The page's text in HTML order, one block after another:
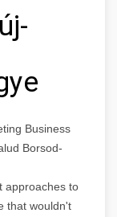
Business
Borsod-
approaches to
that wouldn't